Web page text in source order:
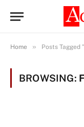
Home » Posts
BROWSING: